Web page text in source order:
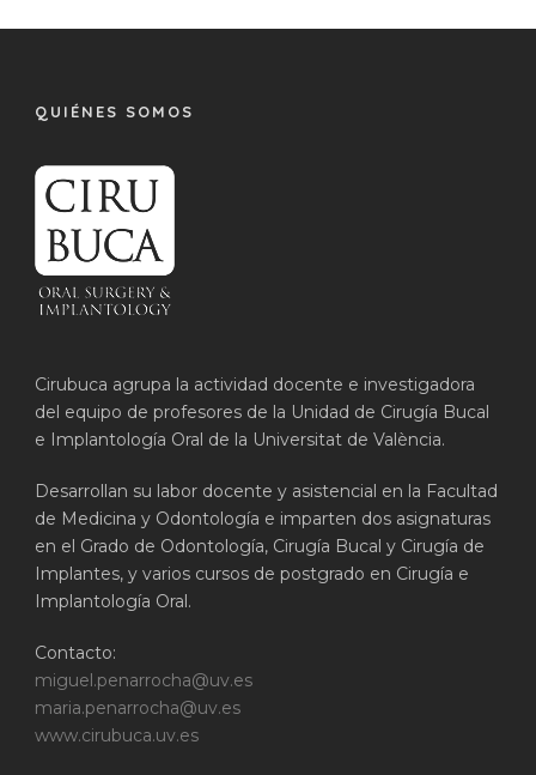
QUIÉNES SOMOS
Cirubuca agrupa la actividad docente e investigadora
del equipo de profesores de la Unidad de Cirugía Bucal
e Implantología Oral de la Universitat de València.
Desarrollan su labor docente y asistencial en la Facultad
de Medicina y Odontología e imparten dos asignaturas
en el Grado de Odontología, Cirugía Bucal y Cirugía de
Implantes, y varios cursos de postgrado en Cirugía e
Implantología Oral.
Contacto:
miguel.penarrocha@uv.es
maria.penarrocha@uv.es
www.cirubuca.uv.es